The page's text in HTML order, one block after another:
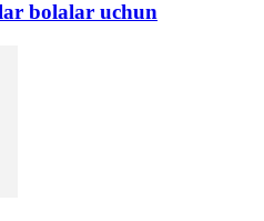
bolalar uchun